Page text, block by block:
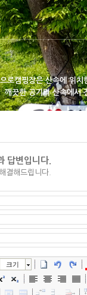
로캠핑장은산속에 위치
깨끗한 공기의 산속에서
답변입니다.
결해드립니다.
크기